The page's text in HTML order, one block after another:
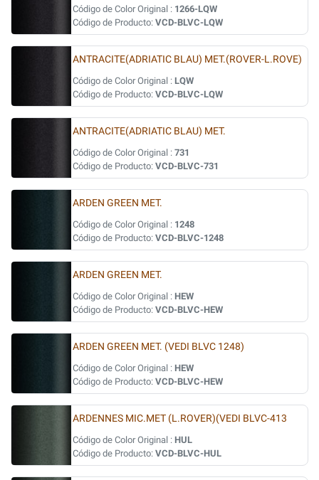
Código de Color Original : 1266-LQW
Código de Producto: VCD-BLVC-LQW
ANTRACITE(ADRIATIC BLAU) MET.(ROVER-L.ROVE)
Código de Color Original : LQW
Código de Producto: VCD-BLVC-LQW
ANTRACITE(ADRIATIC BLAU) MET.
Código de Color Original : 731
Código de Producto: VCD-BLVC-731
ARDEN GREEN MET.
Código de Color Original : 1248
Código de Producto: VCD-BLVC-1248
ARDEN GREEN MET.
Código de Color Original : HEW
Código de Producto: VCD-BLVC-HEW
ARDEN GREEN MET. (VEDI BLVC 1248)
Código de Color Original : HEW
Código de Producto: VCD-BLVC-HEW
ARDENNES MIC.MET (L.ROVER)(VEDI BLVC-413
Código de Color Original : HUL
Código de Producto: VCD-BLVC-HUL